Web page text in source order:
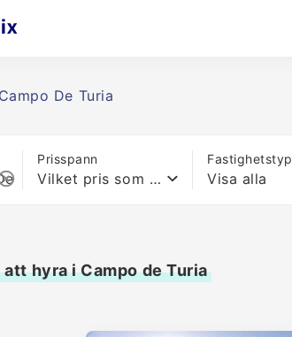
Campo De Turia
Prisspann
Vilket pris som helst
Fastighetstyp
Visa alla
hyra i Campo de Turia